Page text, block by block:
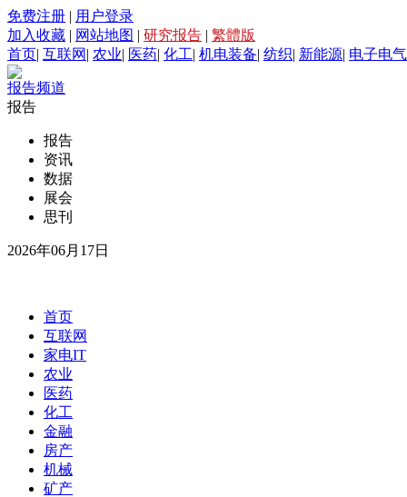
免费注册 | 用户登录
加入收藏 | 网站地图 | 研究报告 | 繁體版
首页| 互联网 | 农业| 医药| 化工| 机电装备| 纺织| 新能源| 电子电气
报告频道
报告
报告
资讯
数据
展会
思刊
2026年06月17日
首页
互联网
家电IT
农业
医药
化工
金融
房产
机械
矿产